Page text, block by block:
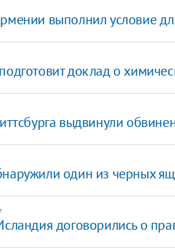
выполнил условие
доклад о
выдвинули
один из черных
договорились о